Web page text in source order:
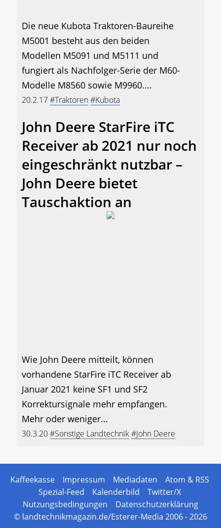
Die neue Kubota Traktoren-Baureihe
M5001 besteht aus den beiden
Modellen M5091 und M5111 und
fungiert als Nachfolger-Serie der M60-
Modelle M8560 sowie M9960....
20.2.17#Traktoren#Kubota
John Deere StarFire iTC
Receiver ab 2021 nur noch
eingeschränkt nutzbar –
John Deere bietet
Tauschaktion an
Wie John Deere mitteilt, können
vorhandene StarFire iTC Receiver ab
Januar 2021 keine SF1 und SF2
Korrektursignale mehr empfangen.
Mehr oder weniger...
30.3.20#Sonstige Landtechnik#John Deere
Kaffeekasse Impressum Mediadaten
Atom & RSS
Spezial-Feed
Kalenderbild
Twitter/X
Nutzungsbedingungen
Datenschutzerklärung
© landtechnikmagazin.de/Esterer-Media 2006 - 2026